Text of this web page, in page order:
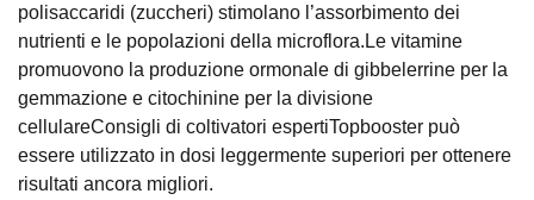
polisaccaridi (zuccheri) stimolano l’assorbimento dei
nutrienti e le popolazioni della microflora.Le vitamine
promuovono la produzione ormonale di gibbelerrine per la
gemmazione e citochinine per la divisione
cellulareConsigli di coltivatori espertiTopbooster può
essere utilizzato in dosi leggermente superiori per ottenere
risultati ancora migliori.